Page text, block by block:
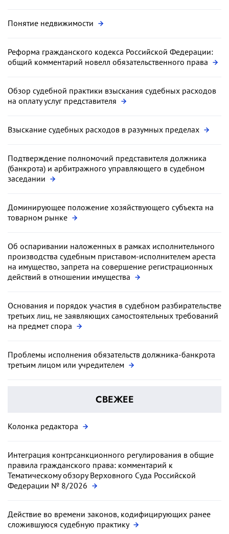
Понятие недвижимости
Реформа гражданского кодекса Российской Федерации:
общий комментарий новелл обязательственного права
Обзор судебной практики взыскания судебных расходов
на оплату услуг представителя
Взыскание судебных расходов в разумных пределах
Подтверждение полномочий представителя должника
(банкрота) и арбитражного управляющего в судебном
заседании
Доминирующее положение хозяйствующего субъекта на
товарном рынке
Об оспаривании наложенных в рамках исполнительного
производства судебным приставом-исполнителем ареста
на имущество, запрета на совершение регистрационных
действий в отношении имущества
Основания и порядок участия в судебном разбирательстве
третьих лиц, не заявляющих самостоятельных требований
на предмет спора
Проблемы исполнения обязательств должника-банкрота
третьим лицом или учредителем
СВЕЖЕЕ
Колонка редактора
Интеграция контрсанкционного регулирования в общие
правила гражданского права: комментарий к
Тематическому обзору Верховного Суда Российской
Федерации № 8/2026
Действие во времени законов, кодифицирующих ранее
сложившуюся судебную практику